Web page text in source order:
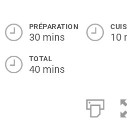
PRÉPARATION
30 mins 10
TOTAL
40 mins